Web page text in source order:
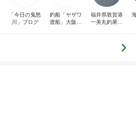
「今日の鬼怒
川」ブログ
釣船「ヤザワ
渡船」大阪市
福井県敦賀港
一美丸釣果ブ